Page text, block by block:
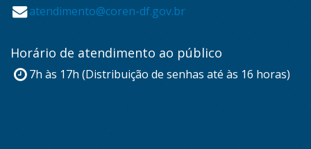
atendimento@coren-df.gov.br
Horário de atendimento ao público
7h às 17h (Distribuição de senhas até às 16 horas)